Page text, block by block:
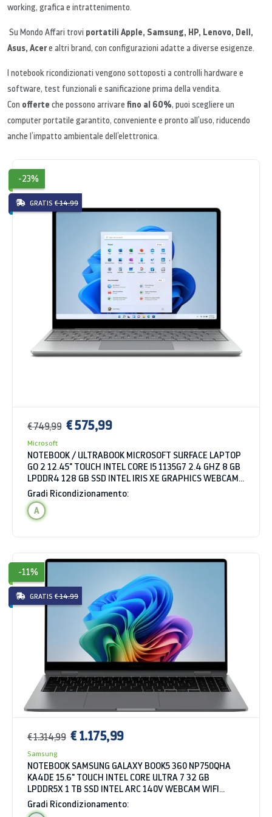
working, grafica e intrattenimento.
Su Mondo Affari trovi portatili Apple, Samsung, HP, Lenovo, Dell,
Asus, Acere altri brand, con configurazioni adatte a diverse esigenze.
I notebook ricondizionati vengono sottoposti a controlli hardware e
software, test funzionali e sanificazione prima della vendita.
Con offerte che possono arrivare fino al 60%, puoi scegliere un
computer portatile garantito, conveniente e pronto all’uso, riducendo
anche l’impatto ambientale dell’elettronica.
-23%
GRATIS € 14.99
€ 749,99 € 575,99
Microsoft
NOTEBOOK / ULTRABOOK MICROSOFT SURFACE LAPTOP
GO 2 12.45" TOUCH INTEL CORE I5 1135G7 2.4 GHZ 8 GB
LPDDR4 128 GB SSD INTEL IRIS XE GRAPHICS WEBCAM
WINDOWS 11 HOME
Gradi Ricondizionamento:
A
-11%
GRATIS € 14.99
€ 1.314,99 € 1.175,99
Samsung
NOTEBOOK SAMSUNG GALAXY BOOK5 360 NP750QHA
KA4DE 15.6" TOUCH INTEL CORE ULTRA 7 32 GB
LPDDR5X 1 TB SSD INTEL ARC 140V WEBCAM WIFI
BLUETOOTH WINDOWS 11 HOME GRIGIO
Gradi Ricondizionamento: